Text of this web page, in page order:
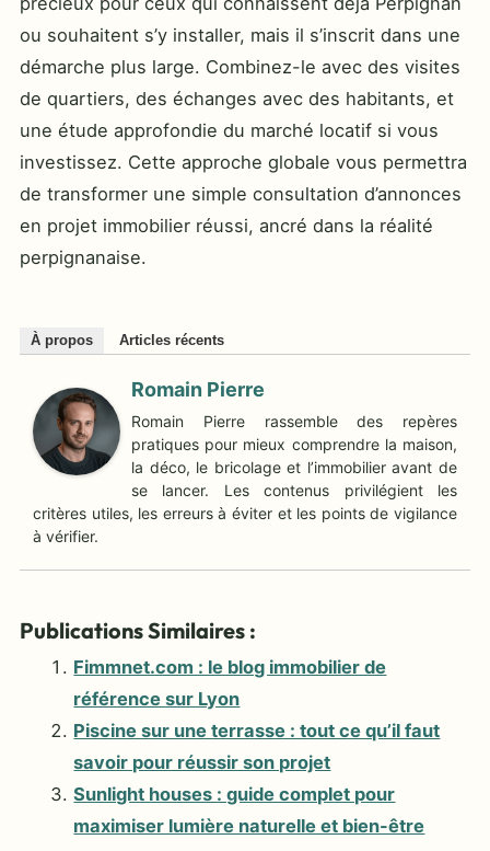
ou souhaitent s’y installer, mais il s’inscrit dans une
démarche plus large. Combinez-le avec des visites
de quartiers, des échanges avec des habitants, et
une étude approfondie du marché locatif si vous
investissez. Cette approche globale vous permettra
de transformer une simple consultation d’annonces
en projet immobilier réussi, ancré dans la réalité
perpignanaise.
À propos Articles récents
Romain Pierre
Romain Pierre rassemble des repères
pratiques pour mieux comprendre la maison,
la déco, le bricolage et l’immobilier avant de
se lancer. Les contenus privilégient les
critères utiles, les erreurs à éviter et les points de vigilance
à vérifier.
Publications Similaires :
Fimmnet.com : le blog immobilier de
référence sur Lyon
Piscine sur une terrasse : tout ce qu’il faut
savoir pour réussir son projet
Sunlight houses : guide complet pour
maximiser lumière naturelle et bien-être